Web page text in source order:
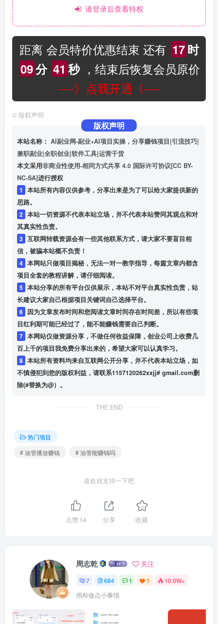
请登录后查看特权
距离 会员特价优惠结束 还有 17时
09分 40 秒，结束后恢复会员原价
----》点我开通《----
© 版权声明
版权声明
本站名称： AI副业网-副业+AI项目实操，分享赚钱项目|引流技巧|
兼职副业|全职创业|软件工具|运营干货
本文采用非商业性使用-相同方式共享 4.0 国际许可协议[CC BY-
NC-SA]进行授权
1
本站所有内容仅供参考，分享出来是为了可以给大家提供新的
思路。
2 本站一切资源不代表本站立场，并不代表本站赞同其观点和对
其真实性负责。
3 互联网转载资源会有一些其他联系方式，请大家不要盲目相
信，被骗本站概不负责！
4 本网站只做项目揭秘，无法一对一教学指导，每篇文章内都含
项目全套的教程讲解，请仔细阅读。
5 本站分享的所有平台仅供展示，本站不对平台真实性负责，站
长建议大家自己根据项目关键词自己选择平台。
6 因为文章发布时间和您阅读文章时间存在时间差，所以有些项
目红利期可能已经过了，能不能赚钱需要自己判断。
7 本网站仅做资源分享，不做任何收益保障，创业公司上收费几
百上千的项目我免费分享出来的，希望大家可以认真学习。
8 本站所有资料均来自互联网公开分享，并不代表本站立场，如
不慎侵犯到您的版权利益，请联系1157120262xxjj# gmail.com删
除(#替换为@）。
THE END
热门项目
# 油管播放赚钱
# 油管能赚钱吗
喜欢就支持一下吧
点赞14 分享 收藏
周志乾 关注
7 684 1 1 10.9W+
用AI做点小事情